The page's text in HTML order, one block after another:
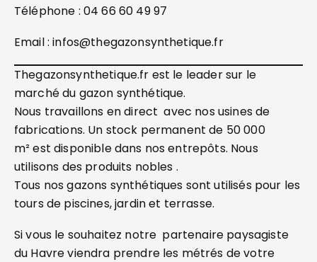
Téléphone : 04 66 60 49 97
Email : infos@thegazonsynthetique.fr
Thegazonsynthetique.fr est le leader sur le
marché du gazon synthétique.
Nous travaillons en direct avec nos usines de
fabrications. Un stock permanent de 50 000
m² est disponible dans nos entrepôts. Nous
utilisons des produits nobles .
Tous nos gazons synthétiques sont utilisés pour les
tours de piscines, jardin et terrasse.
Si vous le souhaitez notre partenaire paysagiste
du Havre viendra prendre les métrés de votre